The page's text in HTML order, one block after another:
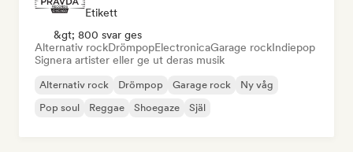
Etikett
&gt; 800 svar ges
Alternativ rockDrömpopElectronicaGarage rockIndiepop
Signera artister eller ge ut deras musik
Alternativ rock Drömpop Garage rock
Ny våg
Pop soul
Reggae Shoegaze Själ